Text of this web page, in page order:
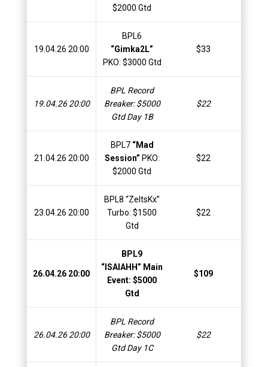
$2000 Gtd
19.04.26 20:00
BPL6
“Gimka2L”
PKO: $3000 Gtd
$33
19.04.26 20:00
BPL Record
Breaker: $5000
Gtd Day 1B
$22
21.04.26 20:00
BPL7 “Mad
Session” PKO:
$2000 Gtd
$22
23.04.26 20:00
BPL8 “ZeltsKx”
Turbo: $1500
Gtd
$22
26.04.26 20:00
BPL9
“ISAIAHH” Main
Event: $5000
Gtd
$109
26.04.26 20:00
BPL Record
Breaker: $5000
Gtd Day 1C
$22